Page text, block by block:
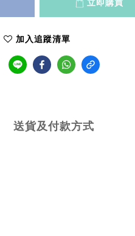
立即購買
加入追蹤清單
送貨及付款方式